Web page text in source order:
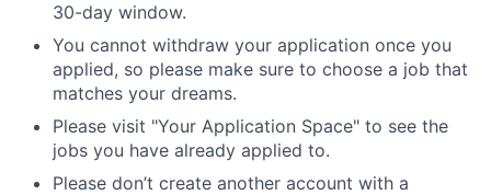
30-day window.
You cannot withdraw your application once you
applied, so please make sure to choose a job that
matches your dreams.
Please visit "Your Application Space" to see the
jobs you have already applied to.
Please don’t create another account with a